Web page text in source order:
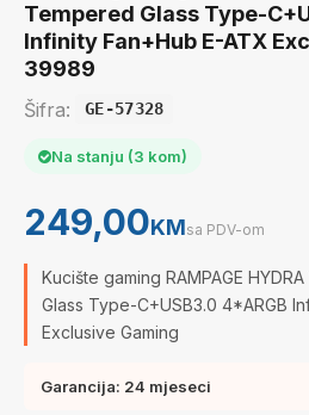
Tempered Glass Type-
Infinity Fan+Hub E-ATX
39989
Šifra: GE-57328
Na stanju (3 kom)
249,00KMsa PDV-om
Kucište gaming RAMPAGE
Glass Type-C+USB3.0 4*ARGB
Exclusive Gaming
Garancija: 24 mjeseci